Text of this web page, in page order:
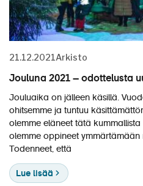
21.12.2021Arkisto
Jouluna 2021 – odottelusta
Jouluaika on jälleen käsillä.
ohitsemme ja tuntuu
olemme eläneet tätä
olemme oppineet
Todenneet, että
Lue lisää